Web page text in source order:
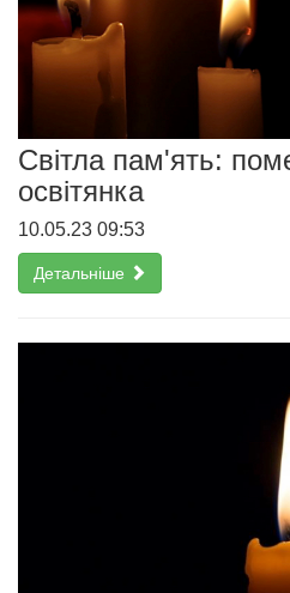
Світла пам'ять:
освітянка
10.05.23 09:53
Детальніше